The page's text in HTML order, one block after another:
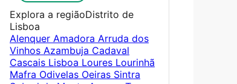
Explora a regiãoDistrito de
Lisboa
Alenquer Amadora Arruda dos
Vinhos Azambuja Cadaval
Cascais Lisboa Loures Lourinhã
Mafra Odivelas Oeiras Sintra